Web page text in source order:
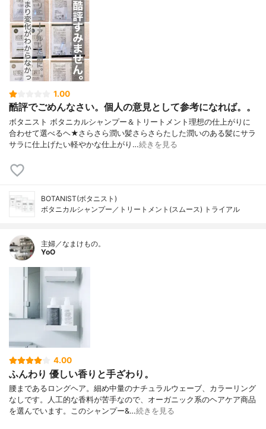
1.00
酷評でごめんなさい。個人の意見として参考になれば。。
ボタニスト ボタニカルシャンプー＆トリートメント理想の仕上がりに
合わせて選べるヘ★さらさら潤い髪さらさらたした潤いのある髪にサラ
サラに仕上げたい軽やかな仕上がり…続きを見る
BOTANIST(ボタニスト)
ボタニカルシャンプー／トリートメント(スムース) トライアル
主婦／なまけもの。
YoO
4.00
ふんわり 優しい香りと手ざわり。
腰まであるロングヘア。細め中量のナチュラルウェーブ、カラーリング
なしです。人工的な香料が苦手なので、オーガニック系のヘアケア商品
を選んでいます。このシャンプー&…続きを見る